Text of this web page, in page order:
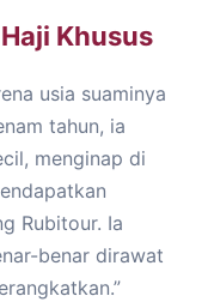
Khusus
usia suaminya
tahun, ia
menginap di
Rubitour. Ia
benar dirawat